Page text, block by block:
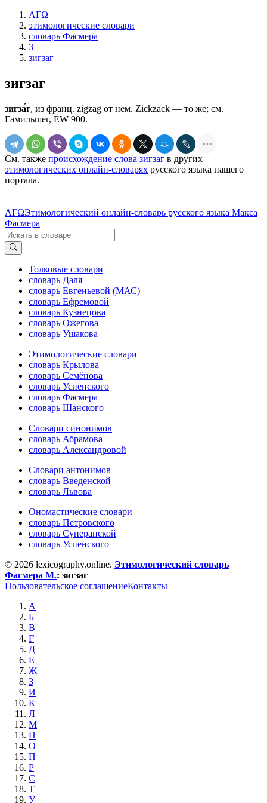
ΛΓΩ
этимологические словари
словарь Фасмера
З
зигзаг
зигзаг
зигза́г, из франц. zigzag от нем. Zickzack — то же; см.
Гамильшег, ЕW 900.
См. также происхождение слова зигзаг в других
этимологических онлайн-словарях русского языка нашего
портала.
ΛΓΩЭтимологический онлайн-словарь русского языка Макса
Фасмера
Толковые словари
словарь Даля
словарь Евгеньевой (МАС)
словарь Ефремовой
словарь Кузнецова
словарь Ожегова
словарь Ушакова
Этимологические словари
словарь Крылова
словарь Семёнова
словарь Успенского
словарь Фасмера
словарь Шанского
Словари синонимов
словарь Абрамова
словарь Александровой
Словари антонимов
словарь Введенской
словарь Львова
Ономастические словари
словарь Петровского
словарь Суперанской
словарь Успенского
© 2026 lexicography.online. Этимологический словарь
Фасмера М.: зигзаг
Пользовательское соглашениеКонтакты
А
Б
В
Г
Д
Е
Ж
З
И
К
Л
М
Н
О
П
Р
С
Т
У